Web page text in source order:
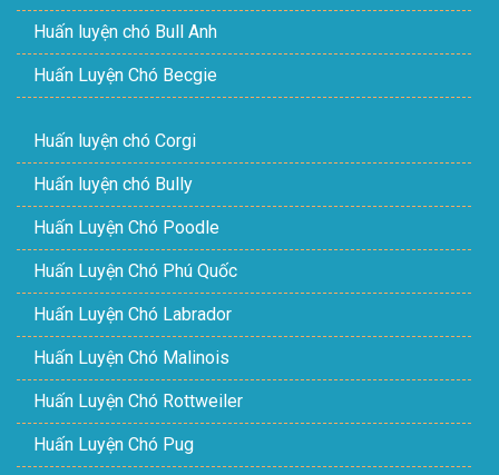
Huấn luyện chó Bull Anh
Huấn Luyện Chó Becgie
Huấn luyện chó Corgi
Huấn luyện chó Bully
Huấn Luyện Chó Poodle
Huấn Luyện Chó Phú Quốc
Huấn Luyện Chó Labrador
Huấn Luyện Chó Malinois
Huấn Luyện Chó Rottweiler
Huấn Luyện Chó Pug